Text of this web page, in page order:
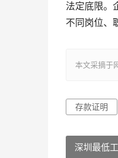
法定底限。
不同岗位、
本文采摘于
存款证明
深圳最低